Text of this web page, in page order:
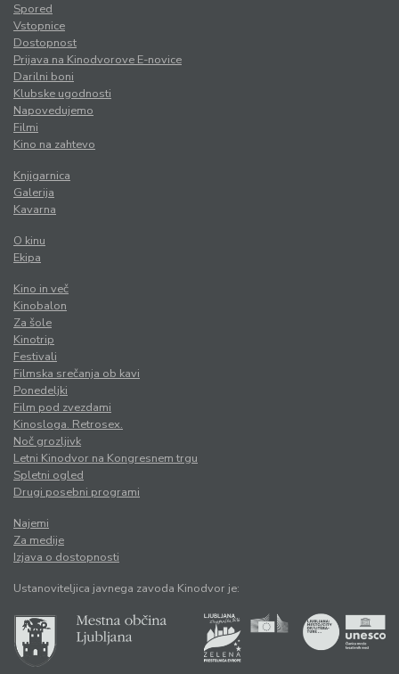
Spored
Vstopnice
Dostopnost
Prijava na Kinodvorove E-novice
Darilni boni
Klubske ugodnosti
Napovedujemo
Filmi
Kino na zahtevo
Knjigarnica
Galerija
Kavarna
O kinu
Ekipa
Kino in več
Kinobalon
Za šole
Kinotrip
Festivali
Filmska srečanja ob kavi
Ponedeljki
Film pod zvezdami
Kinosloga. Retrosex.
Noč grozljivk
Letni Kinodvor na Kongresnem trgu
Spletni ogled
Drugi posebni programi
Najemi
Za medije
Izjava o dostopnosti
Ustanoviteljica javnega zavoda Kinodvor je: